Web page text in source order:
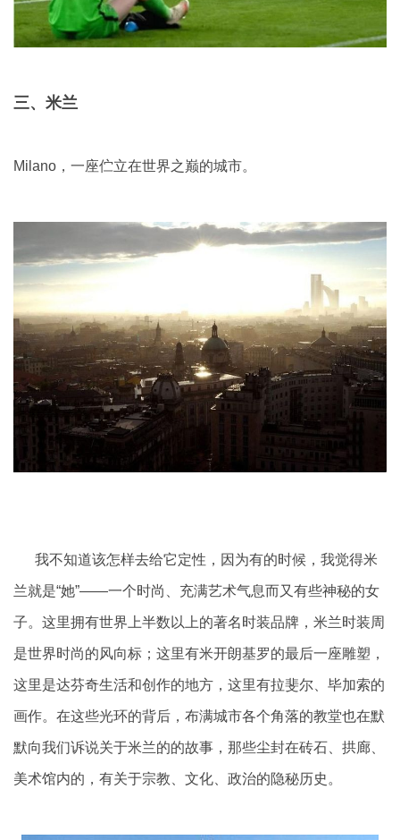
三、米兰
Milano，一座伫立在世界之巅的城市。
我不知道该怎样去给它定性，因为有的时候，我觉得米
兰就是“她”——一个时尚、充满艺术气息而又有些神秘的女
子。这里拥有世界上半数以上的著名时装品牌，米兰时装周
是世界时尚的风向标；这里有米开朗基罗的最后一座雕塑，
这里是达芬奇生活和创作的地方，这里有拉斐尔、毕加索的
画作。在这些光环的背后，布满城市各个角落的教堂也在默
默向我们诉说关于米兰的的故事，那些尘封在砖石、拱廊、
美术馆内的，有关于宗教、文化、政治的隐秘历史。